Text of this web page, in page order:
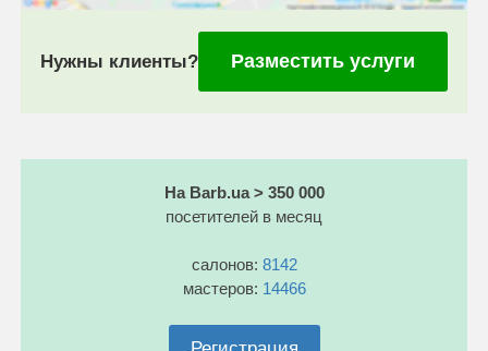
Нужны клиенты? Разместить услуги
На Barb.ua > 350 000
посетителей в месяц
салонов: 8142
мастеров: 14466